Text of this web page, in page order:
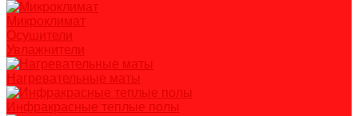
Микроклимат
Осушители
Увлажнители
Нагревательные маты
Инфракрасные теплые полы